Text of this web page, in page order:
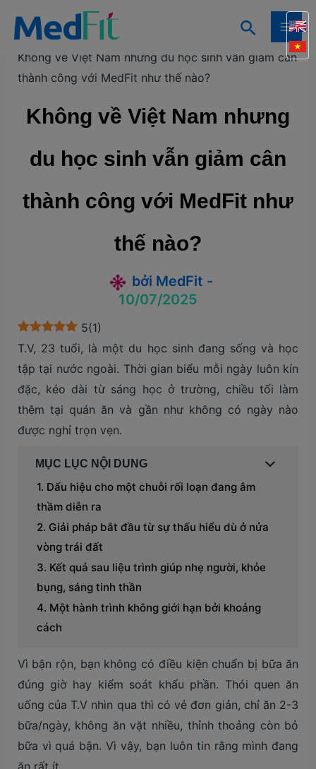
dung
Tìm
kiếm
Trang chủ
Câu chuyện khách hàng
Không về Việt Nam nhưng du học sinh vẫn giảm cân
thành công với MedFit như thế nào?
Không về Việt Nam nhưng
du học sinh vẫn giảm cân
thành công với MedFit như
thế nào?
bởi MedFit -
10/07/2025
5(1)
T.V, 23 tuổi, là một du học sinh đang sống và học
tập tại nước ngoài. Thời gian biểu mỗi ngày luôn kín
đặc, kéo dài từ sáng học ở trường, chiều tối làm
thêm tại quán ăn và gần như không có ngày nào
được nghỉ trọn vẹn.
MỤC LỤC NỘI DUNG
Dấu hiệu cho một chuỗi rối loạn đang âm
thầm diễn ra
Giải pháp bắt đầu từ sự thấu hiểu dù ở nửa
vòng trái đất
Kết quả sau liệu trình giúp nhẹ người, khỏe
bụng, sáng tinh thần
Một hành trình không giới hạn bởi khoảng
cách
Vì bận rộn, bạn không có điều kiện chuẩn bị bữa ăn
đúng giờ hay kiểm soát khẩu phần. Thói quen ăn
uống của T.V nhìn qua thì có vẻ đơn giản, chỉ ăn 2-3
bữa/ngày, không ăn vặt nhiều, thỉnh thoảng còn bỏ
bữa vì quá bận. Vì vậy, bạn luôn tin rằng mình đang
ăn rất ít.